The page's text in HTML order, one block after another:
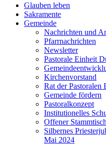
Glauben leben
Sakramente
Gemeinde
Nachrichten und
Pfarrnachrichten
Newsletter
Pastorale Einheit
Kirchenvorstand
Rat der Pastoralen
Gemeinde fördern
Pastoralkonzept
Institutionelles
Offener Stammtisch
Silbernes
Mai 2024